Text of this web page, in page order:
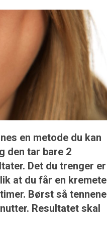
en metode du kan
den tar bare 2
Det du trenger er
at du får en kremete
Børst så tennene
Resultatet skal